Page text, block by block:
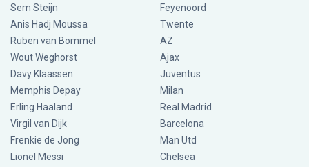
Sem Steijn
Anis Hadj Moussa
Ruben van Bommel
Wout Weghorst
Davy Klaassen
Memphis Depay
Erling Haaland
Virgil van Dijk
Frenkie de Jong
Lionel Messi
Feyenoord
Twente
AZ
Ajax
Juventus
Milan
Real Madrid
Barcelona
Man Utd
Chelsea